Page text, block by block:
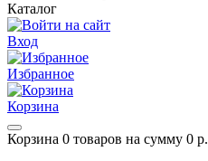
Каталог
Вход
Избранное
Корзина
Корзина 0 товаров на сумму 0 р.